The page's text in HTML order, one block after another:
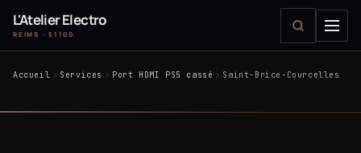
L'Atelier Electro
REIMS · 51100
Accueil Services Port HDMI PS5 cassé Saint-Brice-Courcelles